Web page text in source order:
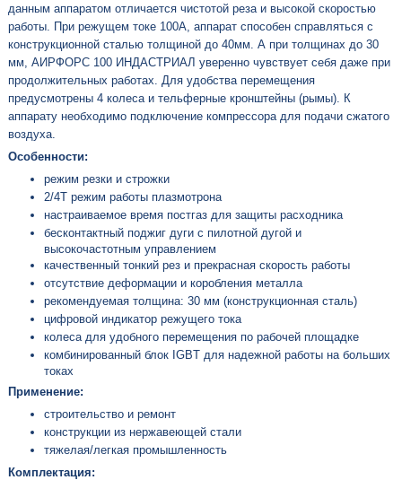
данным аппаратом отличается чистотой реза и высокой скоростью
работы. При режущем токе 100А, аппарат способен справляться с
конструкционной сталью толщиной до 40мм. А при толщинах до 30
мм, АИРФОРС 100 ИНДАСТРИАЛ уверенно чувствует себя даже при
продолжительных работах. Для удобства перемещения
предусмотрены 4 колеса и тельферные кронштейны (рымы). К
аппарату необходимо подключение компрессора для подачи сжатого
воздуха.
Особенности:
режим резки и строжки
2/4Т режим работы плазмотрона
настраиваемое время постгаз для защиты расходника
бесконтактный поджиг дуги с пилотной дугой и
высокочастотным управлением
качественный тонкий рез и прекрасная скорость работы
отсутствие деформации и коробления металла
рекомендуемая толщина: 30 мм (конструкционная сталь)
цифровой индикатор режущего тока
колеса для удобного перемещения по рабочей площадке
комбинированный блок IGBT для надежной работы на больших
токах
Применение:
строительство и ремонт
конструкции из нержавеющей стали
тяжелая/легкая промышленность
Комплектация: